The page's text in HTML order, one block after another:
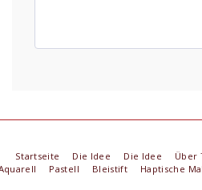
Startseite Die Idee Die Idee Über
Pastell Bleistift Haptische